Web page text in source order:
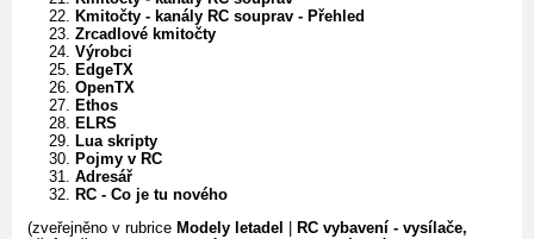
Kmitočty - kanály RC souprav - Přehled
Zrcadlové kmitočty
Výrobci
EdgeTX
OpenTX
Ethos
ELRS
Lua skripty
Pojmy v RC
Adresář
RC - Co je tu nového
(zveřejněno v rubrice Modely letadel
RC vybavení - vysílače,